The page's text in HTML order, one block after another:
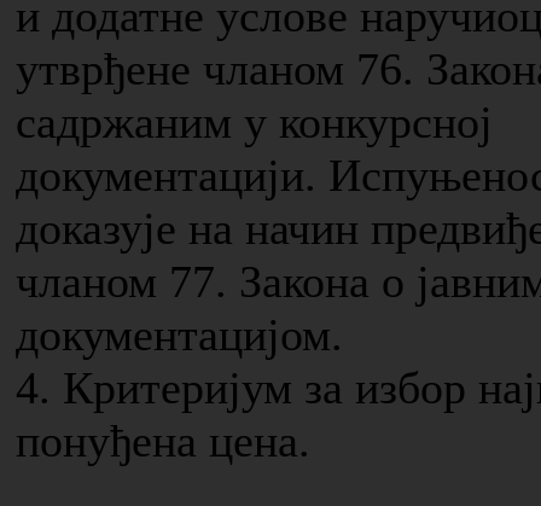
и додатне услове
утврђене чланом 76.
садржаним у конкурсној
документацији.
доказује на начин
чланом 77. Закона о
документацијом.
4. Критеријум за избор
понуђена цена.